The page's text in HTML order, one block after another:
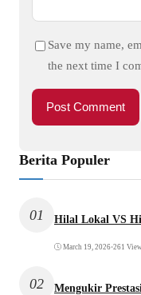
Save my name,
the next time I
Berita Populer
01 Hilal Lokal VS
March 19, 2026•261
02
Mengukir